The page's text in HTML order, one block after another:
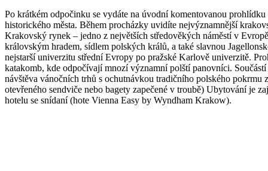
Po krátkém odpočinku se vydáte na úvodní komentovanou prohlídku
historického města. Během procházky uvidíte nejvýznamnější
Krakovský rynek – jedno z největších středověkých náměstí v
královským hradem, sídlem polských králů, a také slavnou
nejstarší univerzitu střední Evropy po pražské Karlově univerzitě.
katakomb, kde odpočívají mnozí významní polští panovníci.
návštěva vánočních trhů s ochutnávkou tradičního polského pokrmu
otevřeného sendviče nebo bagety zapečené v troubě) Ubytování je
hotelu se snídaní (hote Vienna Easy by Wyndham Krakow).